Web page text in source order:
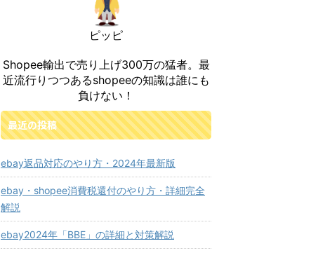
ピッピ
Shopee輸出で売り上げ300万の猛者。最
近流行りつつあるshopeeの知識は誰にも
負けない！
最近の投稿
ebay返品対応のやり方・2024年最新版
ebay・shopee消費税還付のやり方・詳細完全
解説
ebay2024年「BBE」の詳細と対策解説